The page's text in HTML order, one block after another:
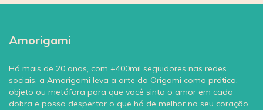
Amorigami
Há mais de 20 anos, com +400mil seguidores nas redes
sociais, a Amorigami leva a arte do Origami como prática,
objeto ou metáfora para que você sinta o amor em cada
dobra e possa despertar o que há de melhor no seu coração